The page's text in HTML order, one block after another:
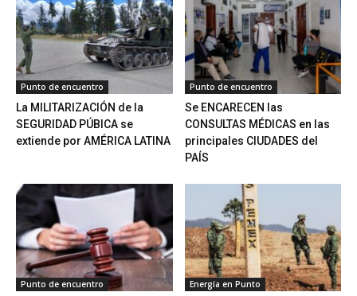
Punto de encuentro
La MILITARIZACIÓN de la
SEGURIDAD PÚBICA se
extiende por AMÉRICA LATINA
Punto de encuentro
Se ENCARECEN las
CONSULTAS MÉDICAS en las
principales CIUDADES del
PAÍS
Punto de encuentro Energía en Punto